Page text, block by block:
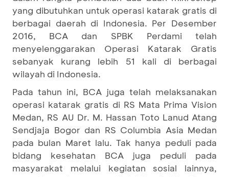
yang dibutuhkan untuk operasi katarak gratis di
berbagai daerah di Indonesia. Per Desember
2016, BCA dan SPBK Perdami telah
menyelenggarakan Operasi Katarak Gratis
sebanyak kurang lebih 51 kali di berbagai
wilayah di Indonesia.
Pada tahun ini, BCA juga telah melaksanakan
operasi katarak gratis di RS Mata Prima Vision
Medan, RS AU Dr. M. Hassan Toto Lanud Atang
Sendjaja Bogor dan RS Columbia Asia Medan
pada bulan Maret lalu. Tak hanya peduli pada
bidang kesehatan BCA juga peduli pada
masyarakat melalui kegiatan sosial lainnya,